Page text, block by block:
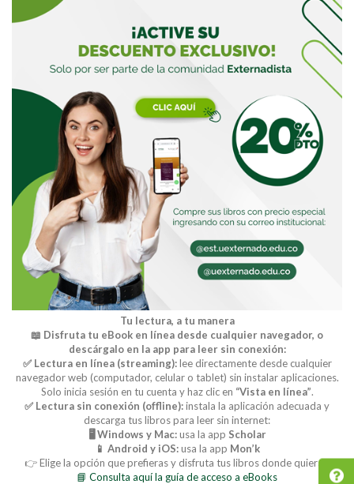
Tu lectura, a tu manera
📖 Disfruta tu eBook en línea desde cualquier navegador, o
descárgalo en la app para leer sin conexión:
✅ Lectura en línea (streaming):lee directamente desde cualquier
navegador web (computador, celular o tablet) sin instalar aplicaciones.
Solo inicia sesión en tu cuenta y haz clic en “Vista en línea”.
✅ Lectura sin conexión (offline):instala la aplicación adecuada y
descarga tus libros para leer sin internet:
🖥️ Windows y Mac:usa la app Scholar
📱 Android y iOS:usa la app Mon’k
👉 Elige la opción que prefieras y disfruta tus libros donde quieras.
📘 Consulta aquí la guía de acceso a eBooks